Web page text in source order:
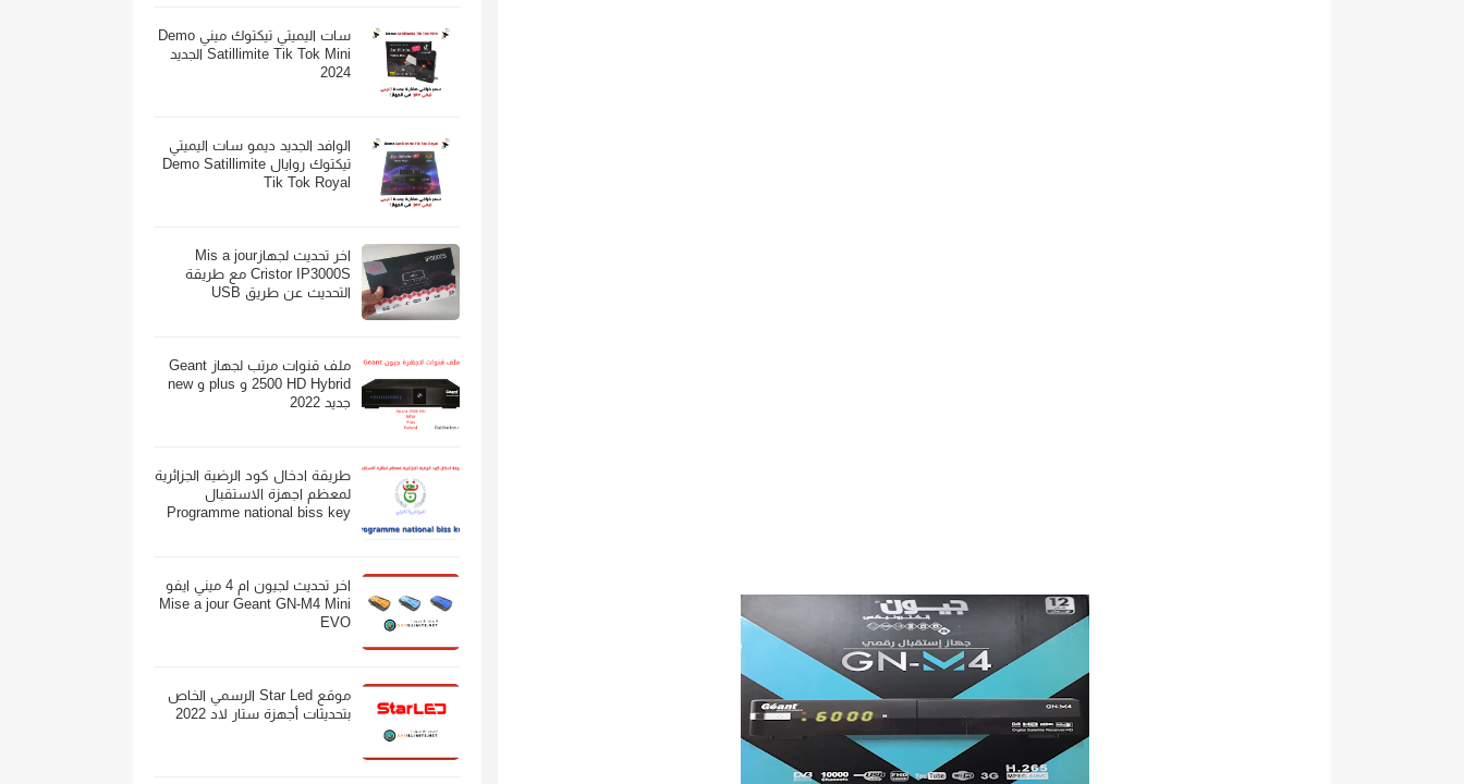
سات اليميتي تيكتوك ميني Demo
Satillimite Tik Tok Mini الجديد
2024
الوافد الجديد ديمو سات اليميتي
تيكتوك روايال Demo Satillimite
Tik Tok Royal
اخر تحديث لجهازMis a jour
Cristor IP3000S مع طريقة
التحديث عن طريق USB
ملف قنوات مرتب لجهاز Geant
2500 HD Hybrid و plus و new
جديد 2022
طريقة ادخال كود الرضية الجزائرية
لمعظم اجهزة الاستقبال
Programme national biss key
اخر تحديث لجيون ام 4 ميني ايفو
Mise a jour Geant GN-M4 Mini
EVO
موقع Star Led الرسمي الخاص
بتحديثات أجهزة ستار لاد 2022